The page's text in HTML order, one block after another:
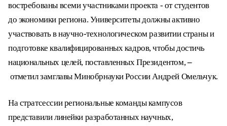
востребованы всеми участниками проекта - от студентов
до экономики региона. Университеты должны активно
участвовать в научно-технологическом развитии страны и
подготовке квалифицированных кадров, чтобы достичь
национальных целей, поставленных Президентом,–
отметил замглавы Минобрнауки России Андрей Омельчук.
На стратсессии региональные команды кампусов
представили линейки разработанных научных,